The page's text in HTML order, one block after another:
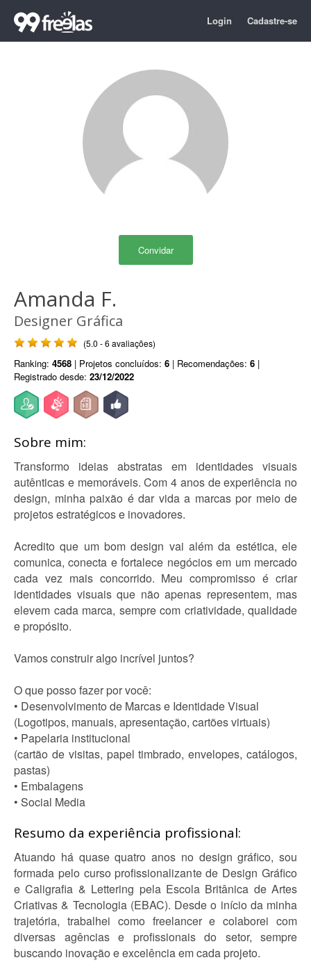
Login Cadastre-se
Convidar
Amanda F.
Designer Gráfica
(5.0 - 6 avaliações)
Ranking: 4568 | Projetos concluídos: 6 | Recomendações: 6 |
Registrado desde: 23/12/2022
Sobre mim:
Transformo ideias abstratas em identidades visuais
autênticas e memoráveis. Com 4 anos de experiência no
design, minha paixão é dar vida a marcas por meio de
projetos estratégicos e inovadores.
Acredito que um bom design vai além da estética, ele
comunica, conecta e fortalece negócios em um mercado
cada vez mais concorrido. Meu compromisso é criar
identidades visuais que não apenas representem, mas
elevem cada marca, sempre com criatividade, qualidade
e propósito.
Vamos construir algo incrível juntos?
O que posso fazer por você:
• Desenvolvimento de Marcas e Identidade Visual
(Logotipos, manuais, apresentação, cartões virtuais)
• Papelaria institucional
(cartão de visitas, papel timbrado, envelopes, catálogos,
pastas)
• Embalagens
• Social Media
Resumo da experiência profissional:
Atuando há quase quatro anos no design gráfico, sou
formada pelo curso profissionalizante de Design Gráfico
e Caligrafia & Lettering pela Escola Britânica de Artes
Criativas & Tecnologia (EBAC). Desde o início da minha
trajetória, trabalhei como freelancer e colaborei com
diversas agências e profissionais do setor, sempre
buscando inovação e excelência em cada projeto.